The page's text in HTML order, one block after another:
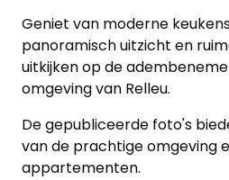
Geniet van moderne
panoramisch uitzicht en
uitkijken op de
omgeving van Relleu.
De gepubliceerde foto's
van de prachtige omgeving
appartementen.